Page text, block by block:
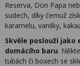
Reserva, Don Papa
sudech, díky čemuž
karamelu, vanilky,
Skvěle poslouží
domácího baru.
tubách či boxech se